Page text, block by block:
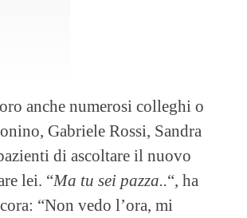
anche numerosi colleghi o
Gabriele Rossi, Sandra
di ascoltare il nuovo
lei. “Ma tu sei pazza..“, ha
“Non vedo l’ora, mi